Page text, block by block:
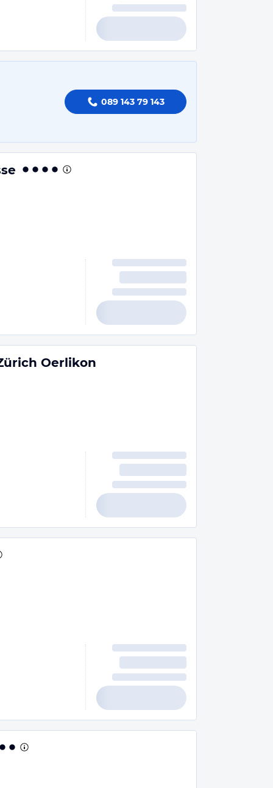
089 143 79 143
Oerlikon